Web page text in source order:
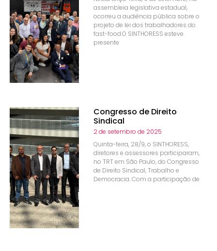
assembleia legislativa estadual,
ocorreu a audiência pública sobre o
projeto de lei dos trabalhadores do
fast-food.O SINTHORESS esteve
presente
Congresso de Direito
Sindical
2 de setembro de 2025
Quinta-feira, 28/9, o SINTHORESS,
diretores e assessores participaram,
no TRT em São Paulo, do Congresso
de Direito Sindical, Trabalho e
Democracia. Com a participação de